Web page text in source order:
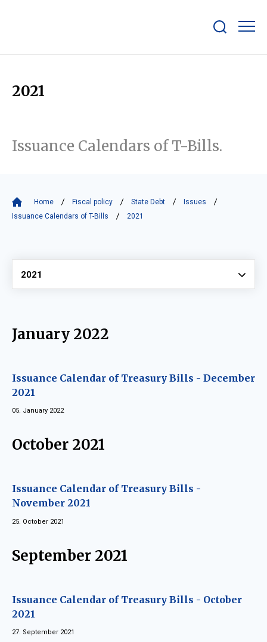
bar
2021
Issuance Calendars of T-Bills.
Home Fiscal policy State Debt
Issues
Issuance Calendars of T-Bills
2021
Vyberte
2021
January 2022
Issuance Calendar of Treasury Bills - December
2021
05. January 2022
October 2021
Issuance Calendar of Treasury Bills -
November 2021
25. October 2021
September 2021
Issuance Calendar of Treasury Bills - October
2021
27. September 2021